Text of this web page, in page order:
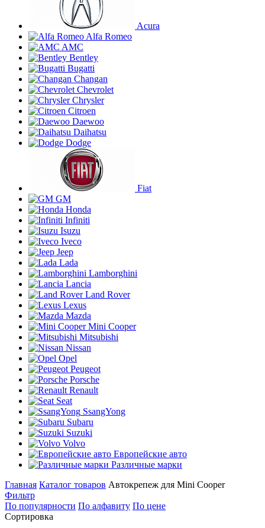
Acura
Alfa Romeo
AMC
Bentley
Bugatti
Changan
Chevrolet
Chrysler
Citroen
Daewoo
Daihatsu
Dodge
Fiat
GM
Honda
Infiniti
Isuzu
Iveco
Jeep
Lada
Lamborghini
Lancia
Land Rover
Lexus
Mazda
Mini Cooper
Mitsubishi
Nissan
Opel
Peugeot
Porsche
Renault
Seat
SsangYong
Subaru
Suzuki
Volvo
Европейские авто
Различные марки
Главная Каталог товаров Автокрепеж для Mini Cooper
Фильтр
По популярности По алфавиту По цене
Сортировка